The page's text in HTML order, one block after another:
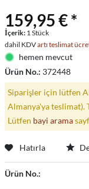
159,95 € *
İçerik: 1 Stück
dahil KDVartı teslimat
hemen mevcut
Ürün No.: 372448
Siparişler için lütfen
Almanya'ya teslimat).
Lütfen bayi arama
Hatırla
Ürün No.: